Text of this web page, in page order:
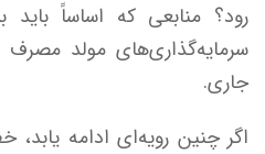
رود؟ منابعی که اساساً
سرمایه‌گذاری‌های مولد مصرف
جاری.
اگر چنین رویه‌ای ادامه